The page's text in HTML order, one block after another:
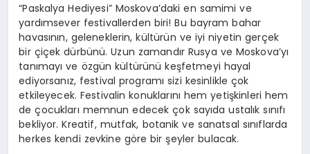
“Paskalya Hediyesi” Moskova’daki en samimi ve
yardımsever festivallerden biri! Bu bayram bahar
havasının, geleneklerin, kültürün ve iyi niyetin gerçek
bir çiçek dürbünü. Uzun zamandır Rusya ve Moskova’yı
tanımayı ve özgün kültürünü keşfetmeyi hayal
ediyorsanız, festival programı sizi kesinlikle çok
etkileyecek. Festivalin konuklarını hem yetişkinleri hem
de çocukları memnun edecek çok sayıda ustalık sınıfı
bekliyor. Kreatif, mutfak, botanik ve sanatsal sınıflarda
herkes kendi zevkine göre bir şeyler bulacak.